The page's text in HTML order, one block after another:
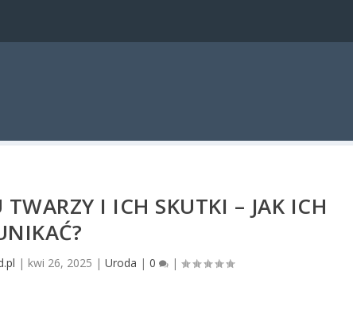
I ICH SKUTKI – JAK ICH
| kwi 26, 2025 | Uroda | 0 |